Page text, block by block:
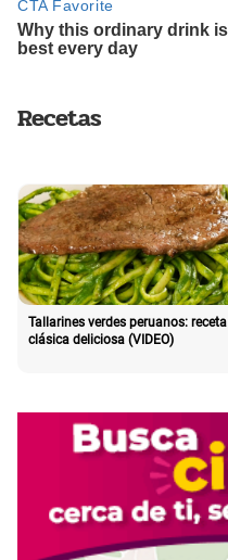
Recetas
Tallarines verdes peruanos: receta
clásica deliciosa (VIDEO)